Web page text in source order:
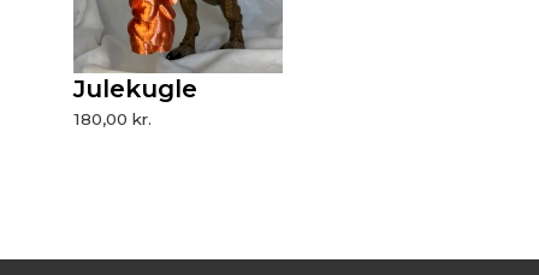
Julekugle
180,00kr.